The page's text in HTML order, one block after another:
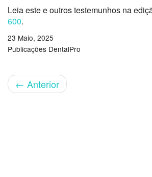
Leia este e outros testemunhos na
600.
23 Maio, 2025
Publicações DentalPro
← Anterior